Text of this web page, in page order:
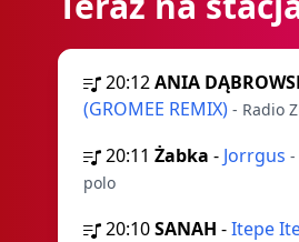
20:12ANIA
(GROMEE REMIX) - Radio
20:11 Żabka - Jorrgus -
polo
20:10SANAH -Itepe